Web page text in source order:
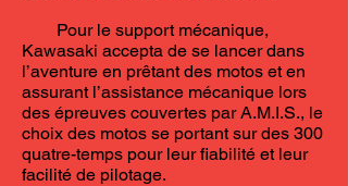
Pour le support mécanique,
Kawasaki accepta de se lancer dans
l’aventure en prêtant des motos et en
assurant l’assistance mécanique lors
des épreuves couvertes par A.M.I.S., le
choix des motos se portant sur des 300
quatre-temps pour leur fiabilité et leur
facilité de pilotage.